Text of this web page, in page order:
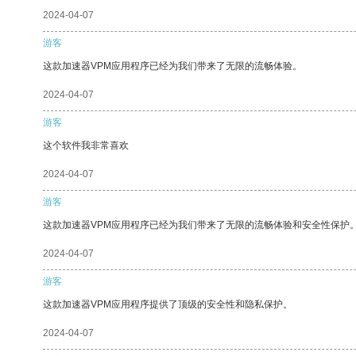
2024-04-07
游客
这款加速器VPM应用程序已经为我们带来了无限的流畅体验。
2024-04-07
游客
这个软件我非常喜欢
2024-04-07
游客
这款加速器VPM应用程序已经为我们带来了无限的流畅体验和安全性保护
2024-04-07
游客
这款加速器VPM应用程序提供了顶级的安全性和隐私保护。
2024-04-07